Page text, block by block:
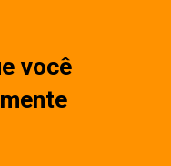
você